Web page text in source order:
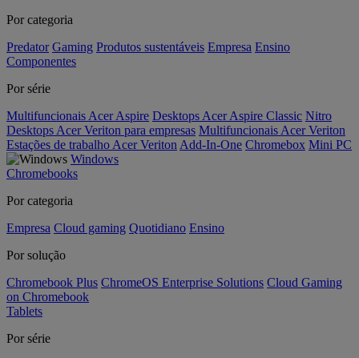
Por categoria
Predator Gaming Produtos sustentáveis Empresa Ensino
Componentes
Por série
Multifuncionais Acer Aspire Desktops Acer Aspire Classic Nitro
Desktops Acer Veriton para empresas Multifuncionais Acer Veriton
Estações de trabalho Acer Veriton Add-In-One Chromebox Mini PC
Windows
Chromebooks
Por categoria
Empresa Cloud gaming Quotidiano Ensino
Por solução
Chromebook Plus ChromeOS Enterprise Solutions Cloud Gaming
on Chromebook
Tablets
Por série